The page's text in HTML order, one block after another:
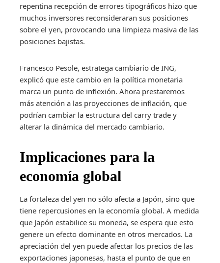
repentina recepción de errores tipográficos hizo que
muchos inversores reconsideraran sus posiciones
sobre el yen, provocando una limpieza masiva de las
posiciones bajistas.
Francesco Pesole, estratega cambiario de ING,
explicó que este cambio en la política monetaria
marca un punto de inflexión. Ahora prestaremos
más atención a las proyecciones de inflación, que
podrían cambiar la estructura del carry trade y
alterar la dinámica del mercado cambiario.
Implicaciones para la
economía global
La fortaleza del yen no sólo afecta a Japón, sino que
tiene repercusiones en la economía global. A medida
que Japón estabilice su moneda, se espera que esto
genere un efecto dominante en otros mercados. La
apreciación del yen puede afectar los precios de las
exportaciones japonesas, hasta el punto de que en